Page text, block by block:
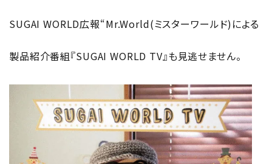
SUGAI WORLD広報“Mr.World(ミスターワールド)による
製品紹介番組『SUGAI WORLD TV』も見逃せません。